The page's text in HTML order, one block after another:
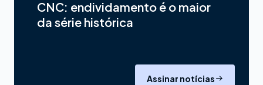
CNC: endividamento é o maior
da série histórica
Assinar notícias